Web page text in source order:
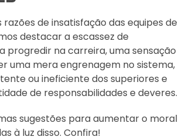
de insatisfação das equipes de
destacar a escassez de
progredir na carreira, uma sensação
uma mera engrenagem no sistema,
ou ineficiente dos superiores e
de responsabilidades e deveres.
sugestões para aumentar o moral
à luz disso. Confira!